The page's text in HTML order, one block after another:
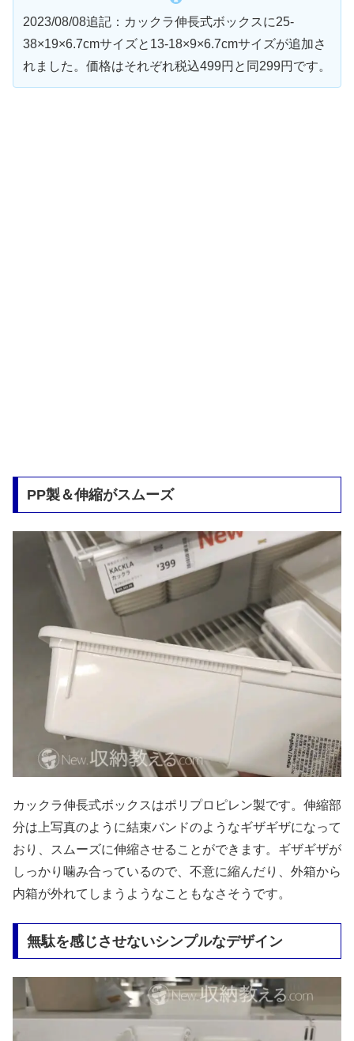
2023/08/08追記：カックラ伸長式ボックスに25-
38×19×6.7cmサイズと13-18×9×6.7cmサイズが追加さ
れました。価格はそれぞれ税込499円と同299円です。
PP製＆伸縮がスムーズ
カックラ伸長式ボックスはポリプロピレン製です。伸縮部
分は上写真のように結束バンドのようなギザギザになって
おり、スムーズに伸縮させることができます。ギザギザが
しっかり噛み合っているので、不意に縮んだり、外箱から
内箱が外れてしまうようなこともなさそうです。
無駄を感じさせないシンプルなデザイン